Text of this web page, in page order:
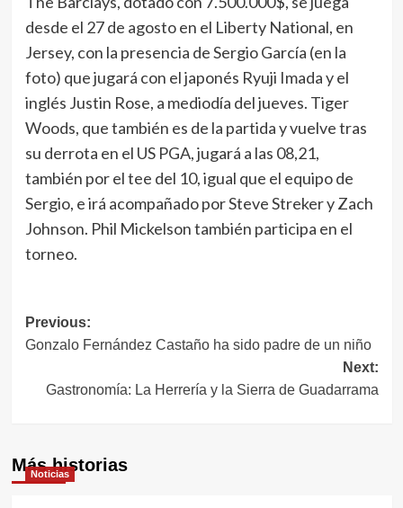
desde el 27 de agosto en el Liberty National, en
Jersey, con la presencia de Sergio García (en la
foto) que jugará con el japonés Ryuji Imada y el
inglés Justin Rose, a mediodía del jueves. Tiger
Woods, que también es de la partida y vuelve tras
su derrota en el US PGA, jugará a las 08,21,
también por el tee del 10, igual que el equipo de
Sergio, e irá acompañado por Steve Streker y Zach
Johnson. Phil Mickelson también participa en el
torneo.
Navegación
de
entradas
Previous:
Gonzalo Fernández Castaño ha sido padre de un niño
Next:
Gastronomía: La Herrería y la Sierra de Guadarrama
Más historias
Noticias